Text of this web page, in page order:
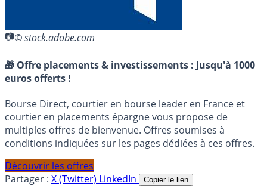
© stock.adobe.com
🎁 Offre placements & investissements : Jusqu'à 1000
euros offerts !
Bourse Direct, courtier en bourse leader en France et
courtier en placements épargne vous propose de
multiples offres de bienvenue. Offres soumises à
conditions indiquées sur les pages dédiées à ces offres.
Découvrir les offres
Partager : X (Twitter) LinkedIn Copier le lien